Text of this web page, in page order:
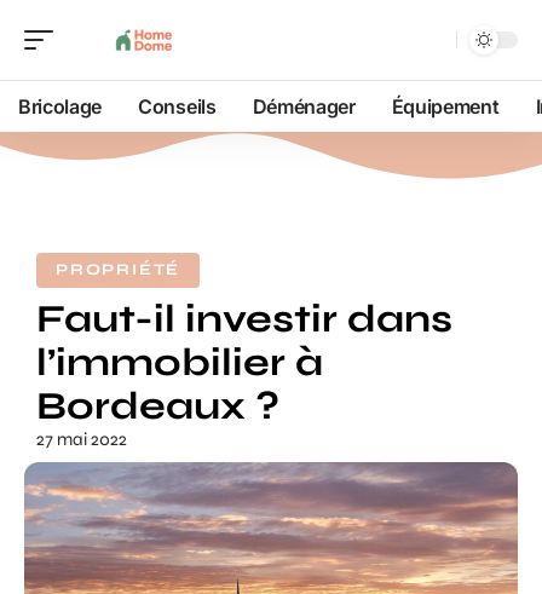
Bricolage Conseils Déménager Équipement
PROPRIÉTÉ
Faut-il investir dans
l’immobilier à
Bordeaux ?
27 mai 2022